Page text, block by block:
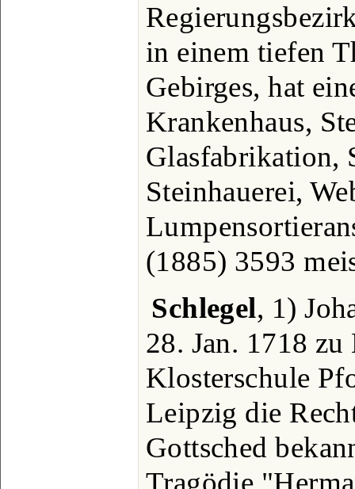
in einem tiefen
Gebirges, hat
Krankenhaus,
Glasfabrikation,
Steinhauerei,
(1885) 3593
Schlegel, 1)
28. Jan. 1718
Klosterschule
Leipzig die
Gottsched